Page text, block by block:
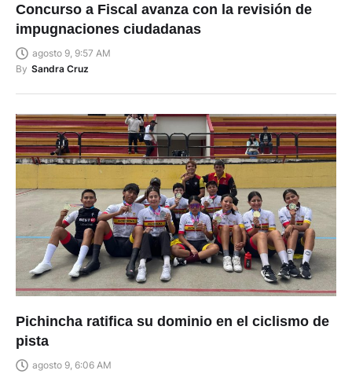
Concurso a Fiscal avanza con la revisión de
impugnaciones ciudadanas
agosto 9, 9:57 AM
By Sandra Cruz
Pichincha ratifica su dominio en el ciclismo de
pista
agosto 9, 6:06 AM